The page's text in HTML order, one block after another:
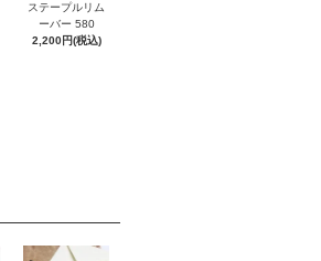
ステープルリム
ーバー 580
2,200円(税込)